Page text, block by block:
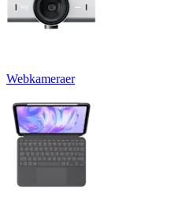
Webkameraer